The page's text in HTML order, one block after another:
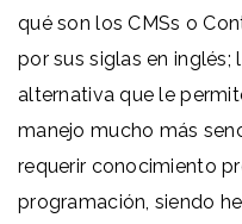
qué son los CMSs o
por sus siglas en
alternativa que le
manejo mucho más
requerir conocimiento
programación, siendo